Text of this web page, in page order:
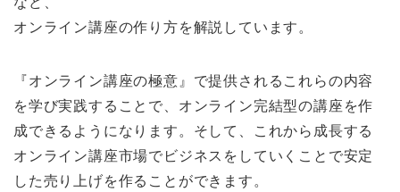
オンライン講座の作り方を解説しています。
『オンライン講座の極意』で提供されるこれらの内容
を学び実践することで、オンライン完結型の講座を作
成できるようになります。そして、これから成長する
オンライン講座市場でビジネスをしていくことで安定
した売り上げを作ることができます。